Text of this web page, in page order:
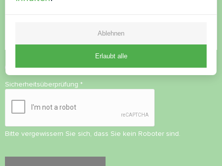
Datenschutzbestimmungenakzeptieren
Sicherheitsüberprüfung *
Bitte vergewissern Sie sich, dass Sie kein Roboter sind.
Ablehnen
Erlaubt alle